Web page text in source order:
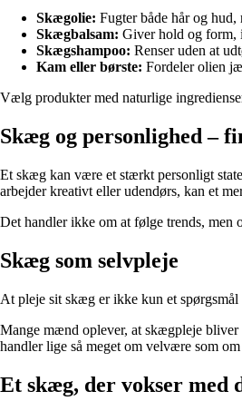
Skægolie: Fugter både hår og
Skægbalsam: Giver hold og
Skægshampoo: Renser uden at
Kam eller børste: Fordeler olien
Vælg produkter med naturlige
Skæg og personlighed –
Et skæg kan være et stærkt personligt
arbejder kreativt eller udendørs, kan et
Det handler ikke om at følge trends, men
Skæg som selvpleje
At pleje sit skæg er ikke kun et
Mange mænd oplever, at skægpleje bliver
handler lige så meget om velvære som
Et skæg, der vokser med